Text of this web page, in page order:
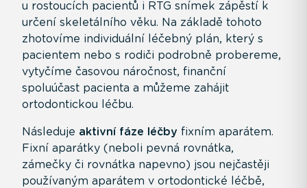
u rostoucích pacientů i RTG snímek zápěstí k
určení skeletálního věku. Na základě tohoto
zhotovíme individuální léčebný plán, který s
pacientem nebo s rodiči podrobně probereme,
vytyčíme časovou náročnost, finanční
spoluúčast pacienta a můžeme zahájit
ortodontickou léčbu.
Následuje aktivní fáze léčby fixním aparátem.
Fixní aparátky (neboli pevná rovnátka,
zámečky či rovnátka napevno) jsou nejčastěji
používaným aparátem v ortodontické léčbě,